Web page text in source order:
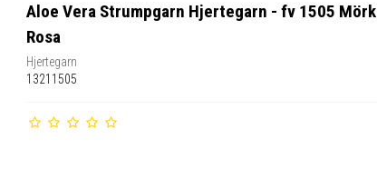
Aloe Vera Strumpgarn Hjertegarn - fv 1505 Mörk
Rosa
Hjertegarn
13211505